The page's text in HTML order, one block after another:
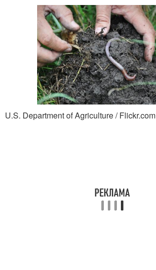
U.S. Department of Agriculture / Flickr.com